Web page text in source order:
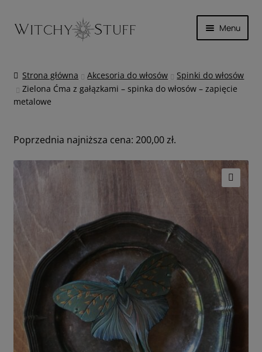
Przejdź
do
Przejdź
do
Menu
MAGICZNIE
Strona główna Akcesoria do włosów
Spinki do włosów
Zielona Ćma z gałązkami – spinka do włosów – zapięcie
metalowe
Poprzednia najniższa cena: 200,00zł.